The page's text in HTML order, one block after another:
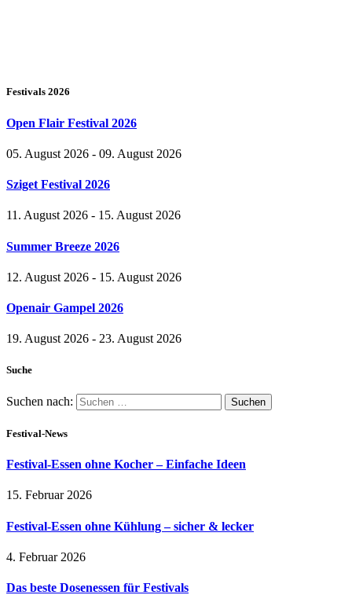
Festivals 2026
Open Flair Festival 2026
05. August 2026 - 09. August 2026
Sziget Festival 2026
11. August 2026 - 15. August 2026
Summer Breeze 2026
12. August 2026 - 15. August 2026
Openair Gampel 2026
19. August 2026 - 23. August 2026
Suche
Suchen nach:
Festival-News
Festival-Essen ohne Kocher – Einfache Ideen
15. Februar 2026
Festival-Essen ohne Kühlung – sicher & lecker
4. Februar 2026
Das beste Dosenessen für Festivals